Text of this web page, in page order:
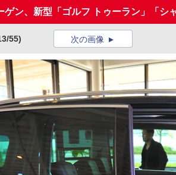
ゲン、新型「ゴルフ トゥーラン」「シ
55) 次の画像